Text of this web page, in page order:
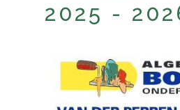
2025 -